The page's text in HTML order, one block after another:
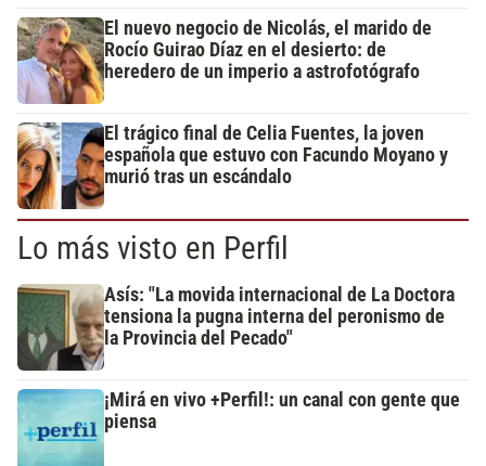
El nuevo negocio de Nicolás, el marido de
Rocío Guirao Díaz en el desierto: de
heredero de un imperio a astrofotógrafo
El trágico final de Celia Fuentes, la joven
española que estuvo con Facundo Moyano y
murió tras un escándalo
Lo más visto en Perfil
Asís: "La movida internacional de La Doctora
tensiona la pugna interna del peronismo de
la Provincia del Pecado"
¡Mirá en vivo +Perfil!: un canal con gente que
piensa